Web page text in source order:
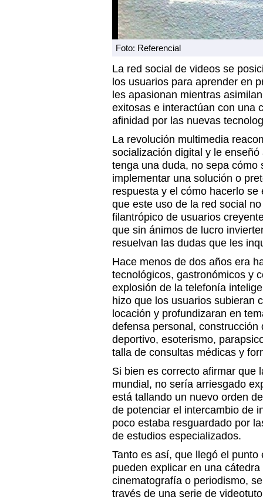
Foto: Referencial
La red social de videos se
los usuarios para aprender en
les apasionan mientras
exitosas e interactúan con una
afinidad por las nuevas
La revolución multimedia
socialización digital y le
tenga una duda, no sepa cómo
implementar una solución o
respuesta y el cómo hacerlo
que este uso de la red social
filantrópico de usuarios
que sin ánimos de lucro
resuelvan las dudas que les
Hace menos de dos años era
tecnológicos, gastronómicos y
explosión de la telefonía
hizo que los usuarios subieran
locación y profundizaran en
defensa personal,
deportivo, esoterismo,
talla de consultas médicas y
Si bien es correcto afirmar que
mundial, no sería arriesgado
está tallando un nuevo orden
de potenciar el intercambio de
poco estaba resguardado por
de estudios especializados.
Tanto es así, que llegó el
pueden explicar en una
cinematografía o periodismo,
través de una serie de